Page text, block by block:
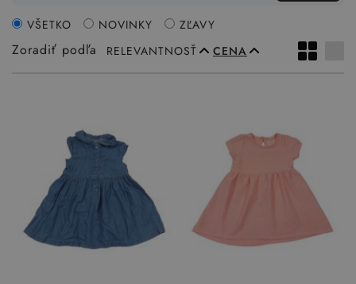
Zoradiť podľa RELEVANTNOSŤ CENA
VŠETKO NOVINKY ZĽAVY